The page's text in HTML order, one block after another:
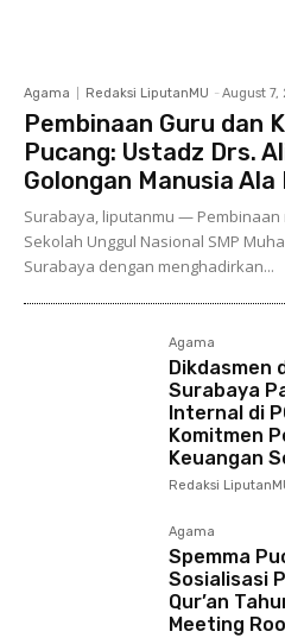
Agama Redaksi LiputanMU - August 7,
Pembinaan Guru dan
Pucang: Ustadz Drs.
Golongan Manusia
Surabaya, liputanmu —
Sekolah Unggul Nasional SMP
Surabaya dengan menghadirkan...
Agama
Dikdasmen
Surabaya
Internal di
Komitmen
Keuangan
Redaksi
Agama
Spemma
Sosialisasi
Qur’an
Meeting